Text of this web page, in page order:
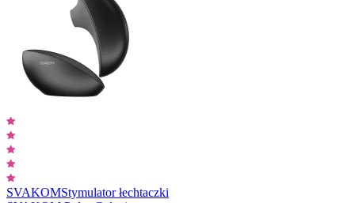
SVAKOMStymulator łechtaczki